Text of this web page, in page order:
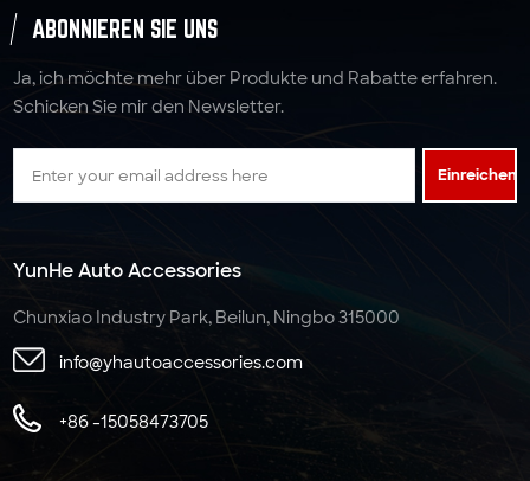
ABONNIEREN SIE UNS
Ja, ich möchte mehr über Produkte und Rabatte erfahren.
Schicken Sie mir den Newsletter.
Einreichen
YunHe Auto Accessories
Chunxiao Industry Park, Beilun, Ningbo 315000
info@yhautoaccessories.com
+86 -15058473705